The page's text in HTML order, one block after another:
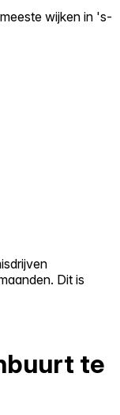
wijken in 's-
Dit is
te